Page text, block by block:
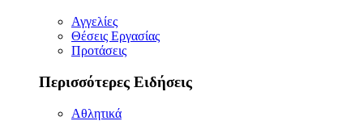
Αγγελίες
Θέσεις Εργασίας
Προτάσεις
Περισσότερες Ειδήσεις
Αθλητικά